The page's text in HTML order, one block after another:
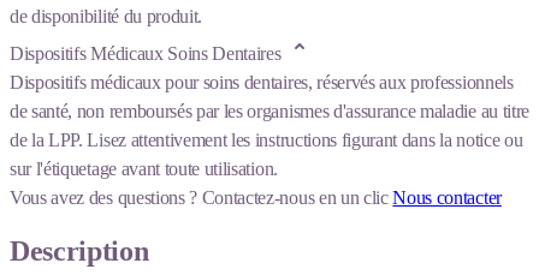
de disponibilité du produit.
Dispositifs Médicaux Soins Dentaires
Dispositifs médicaux pour soins dentaires, réservés aux professionnels
de santé, non remboursés par les organismes d'assurance maladie au titre
de la LPP. Lisez attentivement les instructions figurant dans la notice ou
sur l'étiquetage avant toute utilisation.
Vous avez des questions ? Contactez-nous en un clicNous contacter
Description